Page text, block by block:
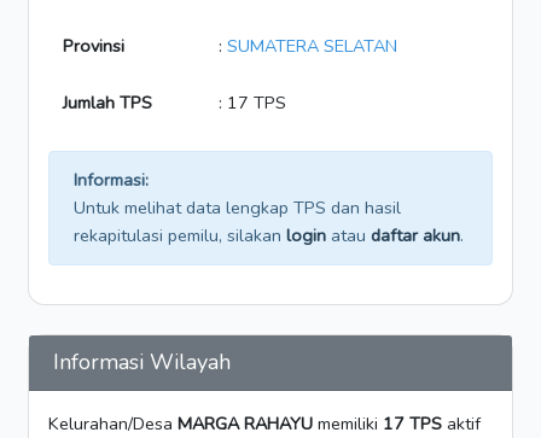
Provinsi : SUMATERA SELATAN
Jumlah TPS : 17 TPS
Informasi:
Untuk melihat data lengkap TPS dan hasil
rekapitulasi pemilu, silakan login atau daftar akun.
Informasi Wilayah
Kelurahan/Desa MARGA RAHAYU memiliki 17 TPS aktif